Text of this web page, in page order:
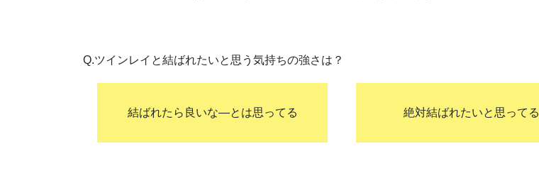
Q.ツインレイと結ばれたいと思う気持ちの強さは？
結ばれたら良いな―とは思ってる 絶対結ばれたいと思ってる